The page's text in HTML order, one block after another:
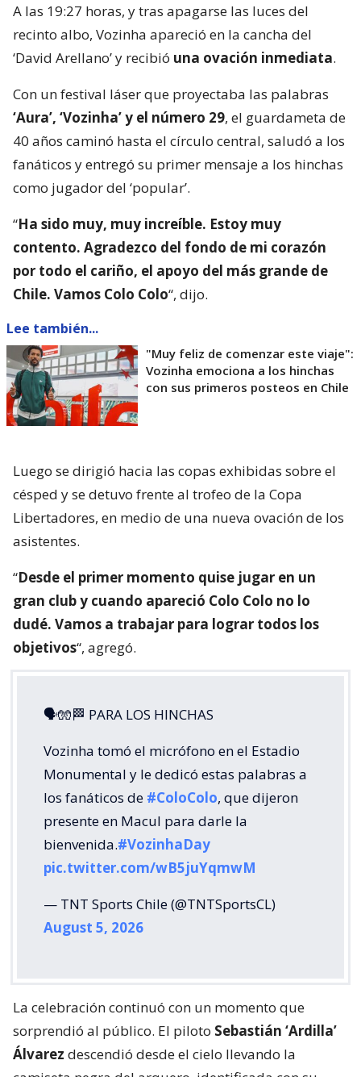
A las 19:27 horas, y tras apagarse las luces del
recinto albo, Vozinha apareció en la cancha del
‘David Arellano’ y recibió una ovación inmediata.
Con un festival láser que proyectaba las palabras
‘Aura’, ‘Vozinha’ y el número 29, el guardameta de
40 años caminó hasta el círculo central, saludó a los
fanáticos y entregó su primer mensaje a los hinchas
como jugador del ‘popular’.
“Ha sido muy, muy increíble. Estoy muy
contento. Agradezco del fondo de mi corazón
por todo el cariño, el apoyo del más grande de
Chile. Vamos Colo Colo“, dijo.
Lee también...
"Muy feliz de comenzar este viaje":
Vozinha emociona a los hinchas
con sus primeros posteos en Chile
Luego se dirigió hacia las copas exhibidas sobre el
césped y se detuvo frente al trofeo de la Copa
Libertadores, en medio de una nueva ovación de los
asistentes.
“Desde el primer momento quise jugar en un
gran club y cuando apareció Colo Colo no lo
dudé. Vamos a trabajar para lograr todos los
objetivos“, agregó.
🗣🧤🏁 PARA LOS HINCHAS
Vozinha tomó el micrófono en el Estadio
Monumental y le dedicó estas palabras a
los fanáticos de #ColoColo, que dijeron
presente en Macul para darle la
bienvenida.#VozinhaDay
pic.twitter.com/wB5juYqmwM
— TNT Sports Chile (@TNTSportsCL)
August 5, 2026
La celebración continuó con un momento que
sorprendió al público. El piloto Sebastián ‘Ardilla’
Álvarez descendió desde el cielo llevando la